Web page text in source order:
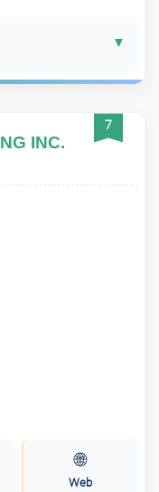
7
INC.
🌐
Web